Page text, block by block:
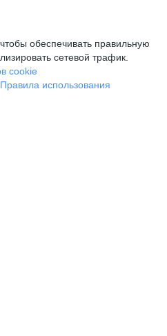
обеспечивать правильную
сетевой трафик.
cookie
Правила использования